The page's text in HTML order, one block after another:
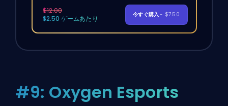
$12.00
$2.50 ゲームあたり
今すぐ購入- $7.50
#9: Oxygen Esports